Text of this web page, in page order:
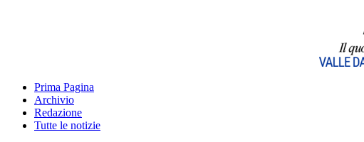
Prima Pagina
Archivio
Redazione
Tutte le notizie